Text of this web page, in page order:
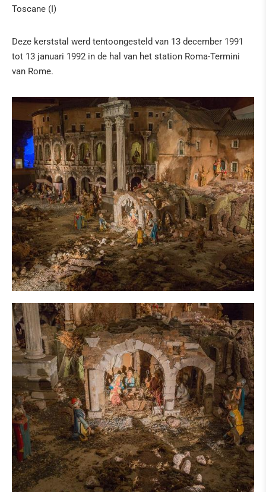
Toscane (I)
Deze kerststal werd tentoongesteld van 13 december 1991
tot 13 januari 1992 in de hal van het station Roma-Termini
van Rome.